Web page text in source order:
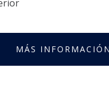
MÁS